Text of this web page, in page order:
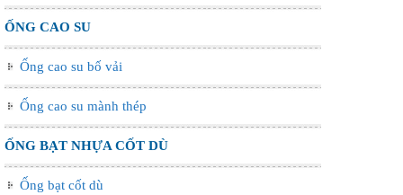
ỐNG CAO SU
Ống cao su bố vải
Ống cao su mành thép
ỐNG BẠT NHỰA CỐT DÙ
Ống bạt cốt dù